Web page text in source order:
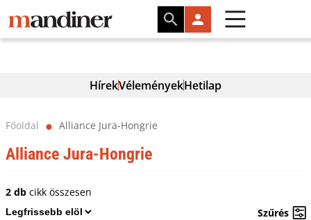
HírekVéleményekHetilap
Főoldal ⬤ Alliance Jura-Hongrie
Alliance Jura-Hongrie
2 dbcikk összesen
Szűrés